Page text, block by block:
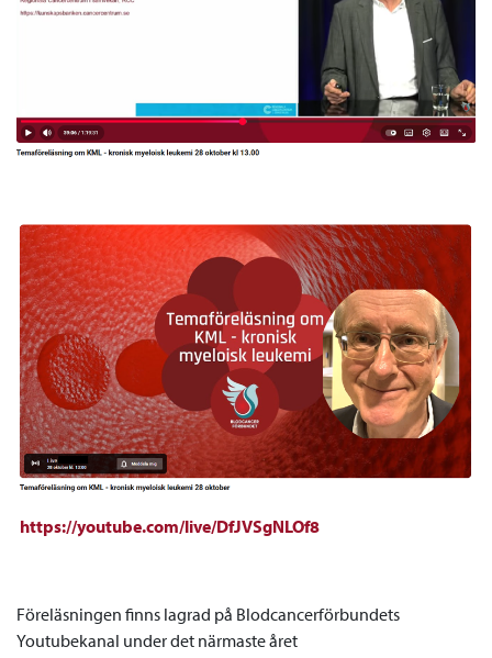
https://youtube.com/live/DfJVSgNLOf8
Föreläsningen finns lagrad på Blodcancerförbundets
Youtubekanal under det närmaste året